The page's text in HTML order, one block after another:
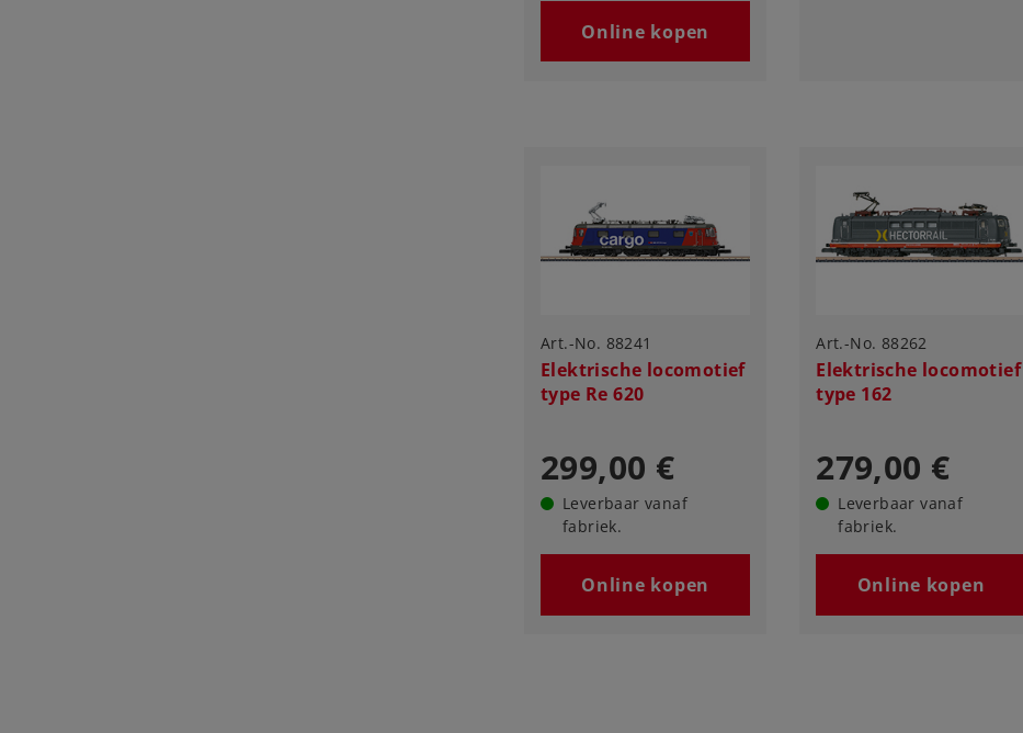
Online kopen
Art.-No. 88241
Elektrische locomotief
type Re 620
299,00 €
Leverbaar vanaf
fabriek.
Online kopen
Art.-No. 88262
Elektrische locomotief
type 162
279,00 €
Leverbaar vanaf
fabriek.
Online kopen